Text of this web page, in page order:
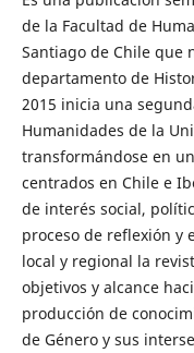
de la Facultad de
Santiago de Chile que
departamento de
2015 inicia una
Humanidades de la
transformándose en
centrados en Chile e
de interés social,
proceso de reflexión y
local y regional la
objetivos y alcance
producción de
de Género y sus